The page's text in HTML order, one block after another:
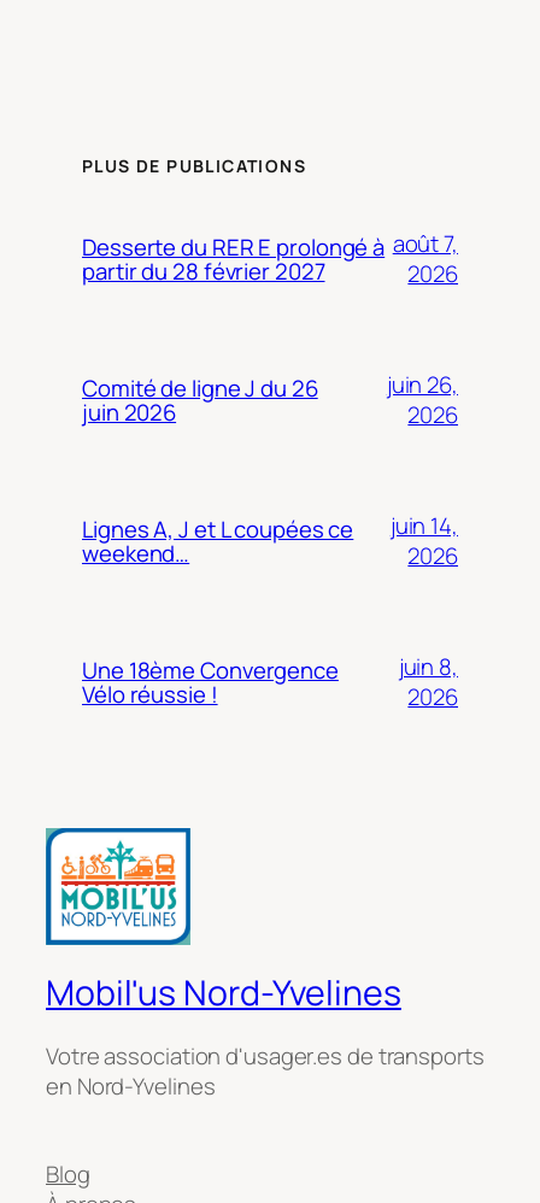
PLUS DE PUBLICATIONS
Desserte du RER E prolongé à
partir du 28 février 2027
août 7,
2026
Comité de ligne J du 26
juin 2026
juin 26,
2026
Lignes A, J et L coupées ce
weekend…
juin 14,
2026
Une 18ème Convergence
Vélo réussie !
juin 8,
2026
Mobil'us Nord-Yvelines
Votre association d'usager.es de transports
en Nord-Yvelines
Blog